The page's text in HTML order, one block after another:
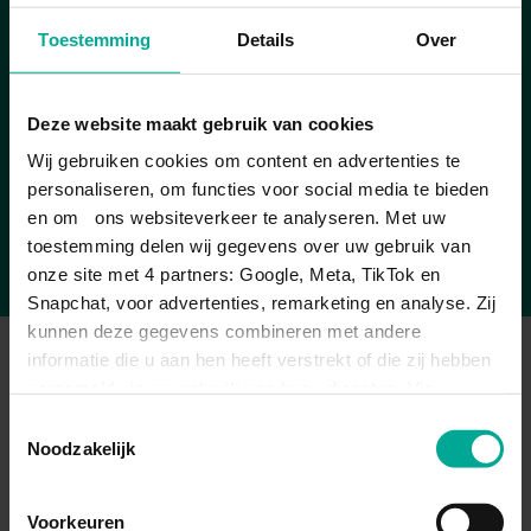
Toestemming Details Over
Deze website maakt gebruik van cookies
Wij gebruiken cookies om content en advertenties te
personaliseren, om functies voor social media te bieden
en om ons websiteverkeer te analyseren. Met uw
toestemming delen wij gegevens over uw gebruik van
onze site met 4 partners: Google, Meta, TikTok en
Snapchat, voor advertenties, remarketing en analyse. Zij
kunnen deze gegevens combineren met andere
informatie die u aan hen heeft verstrekt of die zij hebben
Noodzakelijk
Voorkeuren
Herken jij jezelf hierin? Dan is deze opleiding echt
jouw ding!
Kortom: bij Da Vinci College leer je in één
met echte klanten, leert van
professionals en bouwt een toekomst vol
creativiteit, mensen en stijl!
DIT ZIJN JE OPTIES NA JE
OPLEIDING